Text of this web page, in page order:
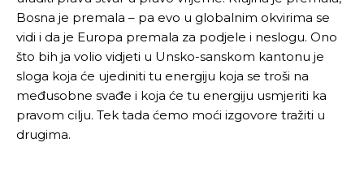
Bosna je premala – pa evo u globalnim okvirima se
vidi i da je Europa premala za podjele i neslogu. Ono
što bih ja volio vidjeti u Unsko-sanskom kantonu je
sloga koja će ujediniti tu energiju koja se troši na
međusobne svađe i koja će tu energiju usmjeriti ka
pravom cilju. Tek tada ćemo moći izgovore tražiti u
drugima.